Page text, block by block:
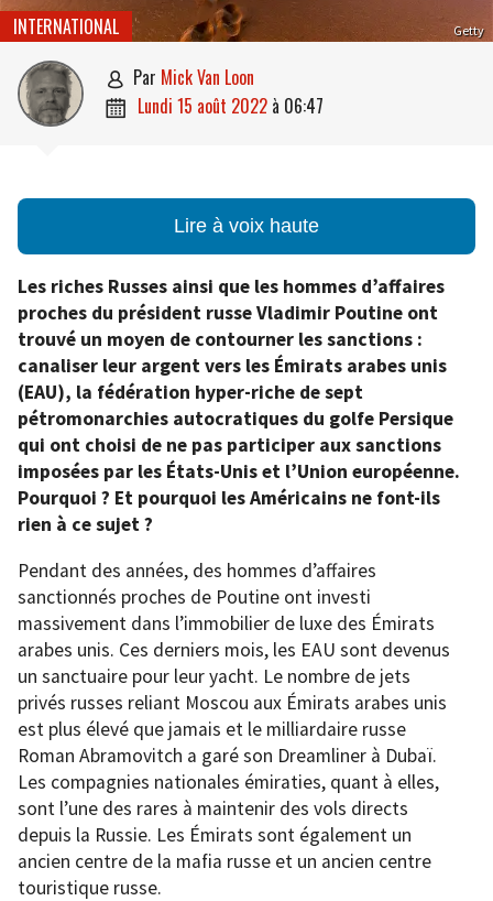
Getty
INTERNATIONAL
 par Mick Van Loon
 lundi 15 août 2022 à 06:47
Lire à voix haute
Les riches Russes ainsi que les hommes d’affaires
proches du président russe Vladimir Poutine ont
trouvé un moyen de contourner les sanctions :
canaliser leur argent vers les Émirats arabes unis
(EAU), la fédération hyper-riche de sept
pétromonarchies autocratiques du golfe Persique
qui ont choisi de ne pas participer aux sanctions
imposées par les États-Unis et l’Union européenne.
Pourquoi ? Et pourquoi les Américains ne font-ils
rien à ce sujet ?
Pendant des années, des hommes d’affaires
sanctionnés proches de Poutine ont investi
massivement dans l’immobilier de luxe des Émirats
arabes unis. Ces derniers mois, les EAU sont devenus
un sanctuaire pour leur yacht. Le nombre de jets
privés russes reliant Moscou aux Émirats arabes unis
est plus élevé que jamais et le milliardaire russe
Roman Abramovitch a garé son Dreamliner à Dubaï.
Les compagnies nationales émiraties, quant à elles,
sont l’une des rares à maintenir des vols directs
depuis la Russie. Les Émirats sont également un
ancien centre de la mafia russe et un ancien centre
touristique russe.